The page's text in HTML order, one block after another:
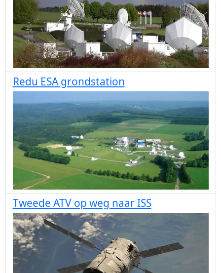
Redu ESA grondstation
Tweede ATV op weg naar ISS